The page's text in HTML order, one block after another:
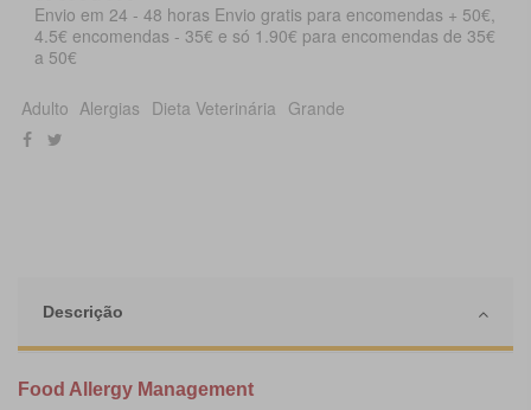
Envio em 24 - 48 horas Envio gratis para encomendas + 50€,
4.5€ encomendas - 35€ e só 1.90€ para encomendas de 35€
a 50€
Adulto Alergias Dieta Veterinária Grande
Descrição
Food Allergy Management